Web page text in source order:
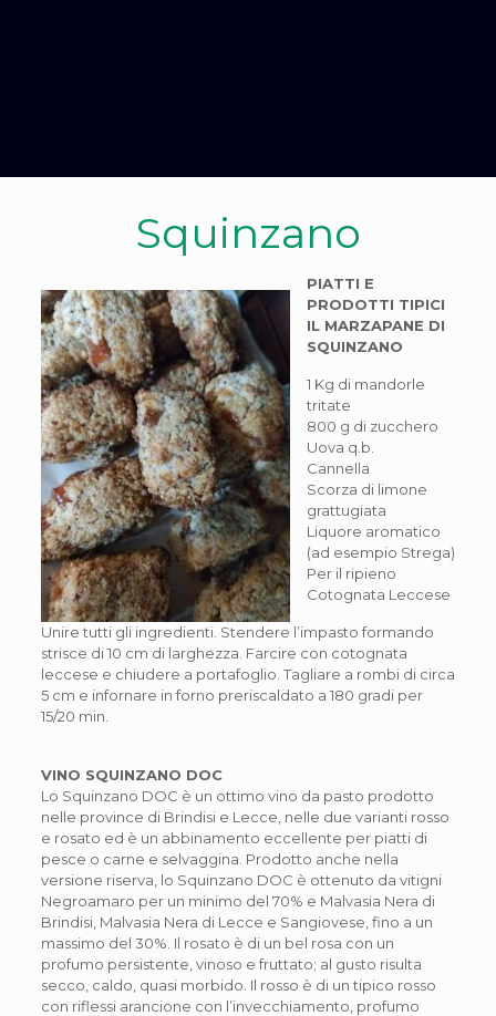
Squinzano
PIATTI E
PRODOTTI TIPICI
IL MARZAPANE DI
SQUINZANO
1 Kg di mandorle
tritate
800 g di zucchero
Uova q.b.
Cannella
Scorza di limone
grattugiata
Liquore aromatico
(ad esempio Strega)
Per il ripieno
Cotognata Leccese
Unire tutti gli ingredienti. Stendere l’impasto formando
strisce di 10 cm di larghezza. Farcire con cotognata
leccese e chiudere a portafoglio. Tagliare a rombi di circa
5 cm e infornare in forno preriscaldato a 180 gradi per
15/20 min.
VINO SQUINZANO DOC
Lo Squinzano DOC è un ottimo vino da pasto prodotto
nelle province di Brindisi e Lecce, nelle due varianti rosso
e rosato ed è un abbinamento eccellente per piatti di
pesce o carne e selvaggina. Prodotto anche nella
versione riserva, lo Squinzano DOC è ottenuto da vitigni
Negroamaro per un minimo del 70% e Malvasia Nera di
Brindisi, Malvasia Nera di Lecce e Sangiovese, fino a un
massimo del 30%. Il rosato è di un bel rosa con un
profumo persistente, vinoso e fruttato; al gusto risulta
secco, caldo, quasi morbido. Il rosso è di un tipico rosso
con riflessi arancione con l’invecchiamento, profumo